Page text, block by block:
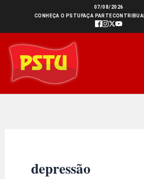
conteúdo
07/08/2026
CONHEÇA O PSTU FAÇA PARTECONTRIBUA
depressão